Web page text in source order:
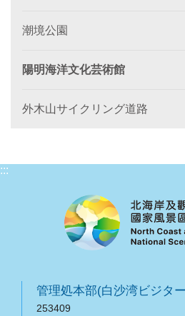
潮境公園
陽明海洋文化芸術館
外木山サイクリング道路
:::
管理処本部(白沙湾ビジタ
253409